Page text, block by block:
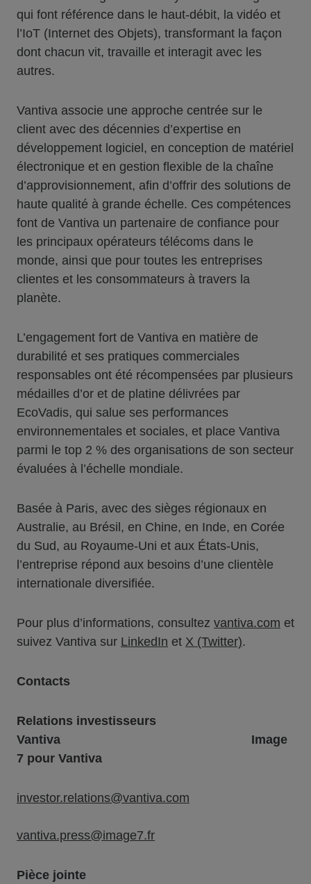
qui font référence dans le haut-débit, la vidéo et
l’IoT (Internet des Objets), transformant la façon
dont chacun vit, travaille et interagit avec les
autres.
Vantiva associe une approche centrée sur le
client avec des décennies d’expertise en
développement logiciel, en conception de matériel
électronique et en gestion flexible de la chaîne
d’approvisionnement, afin d’offrir des solutions de
haute qualité à grande échelle. Ces compétences
font de Vantiva un partenaire de confiance pour
les principaux opérateurs télécoms dans le
monde, ainsi que pour toutes les entreprises
clientes et les consommateurs à travers la
planète.
L’engagement fort de Vantiva en matière de
durabilité et ses pratiques commerciales
responsables ont été récompensées par plusieurs
médailles d’or et de platine délivrées par
EcoVadis, qui salue ses performances
environnementales et sociales, et place Vantiva
parmi le top 2 % des organisations de son secteur
évaluées à l’échelle mondiale.
Basée à Paris, avec des sièges régionaux en
Australie, au Brésil, en Chine, en Inde, en Corée
du Sud, au Royaume-Uni et aux États-Unis,
l’entreprise répond aux besoins d’une clientèle
internationale diversifiée.
Pour plus d’informations, consultez vantiva.com et
suivez Vantiva sur LinkedIn et X (Twitter).
Contacts
Relations investisseurs
Vantiva Image
7 pour Vantiva
investor.relations@vantiva.com
vantiva.press@image7.fr
Pièce jointe